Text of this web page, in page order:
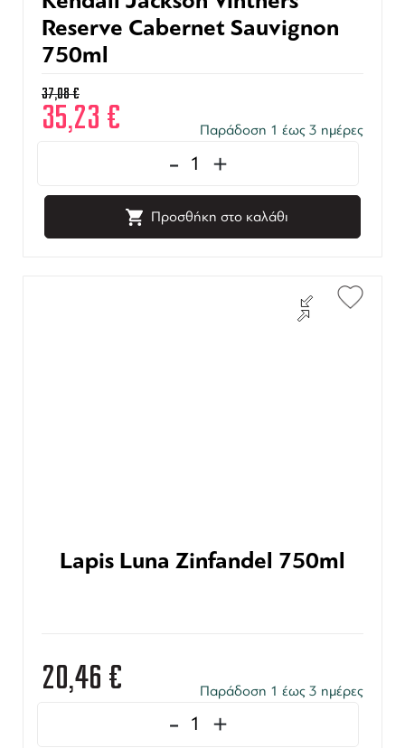
Reserve Cabernet Sauvignon
750ml
37,08€
35,23 € Παράδοση 1 έως 3 ημέρες
- +
Προσθήκη στο καλάθι
Lapis Luna Zinfandel 750ml
20,46 € Παράδοση 1 έως 3 ημέρες
- +